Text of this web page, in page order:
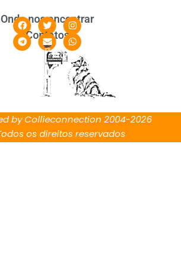
Onde nos encontrar
Contatos
by Collieconnection 2004-2026
os direitos reservados